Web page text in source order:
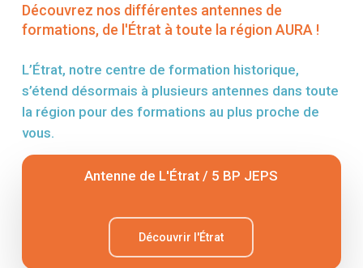
Découvrez nos différentes antennes de
formations, de l'Étrat à toute la région AURA !
L’Étrat, notre centre de formation historique,
s’étend désormais à plusieurs antennes dans toute
la région pour des formations au plus proche de
vous.
Antenne de L'Étrat / 5 BP JEPS
Découvrir l'Étrat